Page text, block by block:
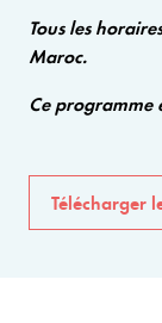
Tous les
Maroc.
Ce programme
Télécharger